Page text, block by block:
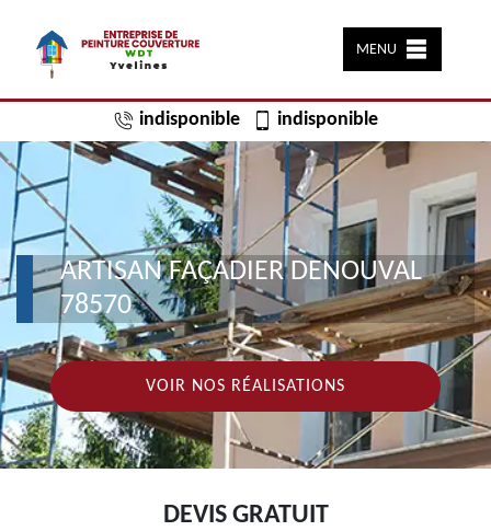
MENU
indisponible indisponible
ARTISAN FAÇADIER DENOUVAL
78570
VOIR NOS RÉALISATIONS
DEVIS GRATUIT